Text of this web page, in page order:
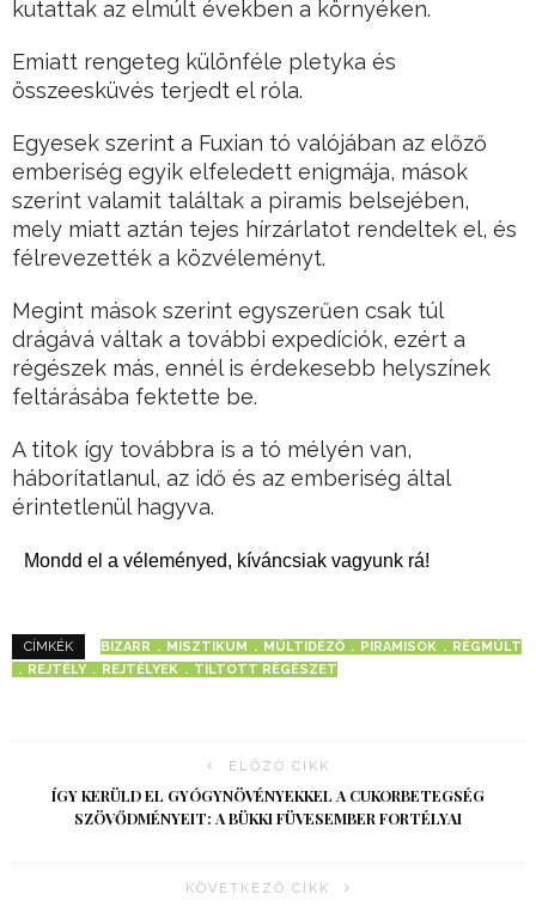
kutattak az elmúlt években a környéken.
Emiatt rengeteg különféle pletyka és
összeesküvés terjedt el róla.
Egyesek szerint a Fuxian tó valójában az előző
emberiség egyik elfeledett enigmája, mások
szerint valamit találtak a piramis belsejében,
mely miatt aztán tejes hírzárlatot rendeltek el, és
félrevezették a közvéleményt.
Megint mások szerint egyszerűen csak túl
drágává váltak a további expedíciók, ezért a
régészek más, ennél is érdekesebb helyszínek
feltárásába fektette be.
A titok így továbbra is a tó mélyén van,
háborítatlanul, az idő és az emberiség által
érintetlenül hagyva.
Mondd el a véleményed, kíváncsiak vagyunk rá!
CÍMKÉK BIZARR MISZTIKUM MÚLTIDÉZŐ PIRAMISOK
RÉGMÚLT
REJTÉLY
REJTÉLYEK TILTOTT RÉGÉSZET
ELŐZŐ CIKK
ÍGY KERÜLD EL GYÓGYNÖVÉNYEKKEL A CUKORBETEGSÉG
SZÖVŐDMÉNYEIT: A BÜKKI FÜVESEMBER FORTÉLYAI
KÖVETKEZŐ CIKK